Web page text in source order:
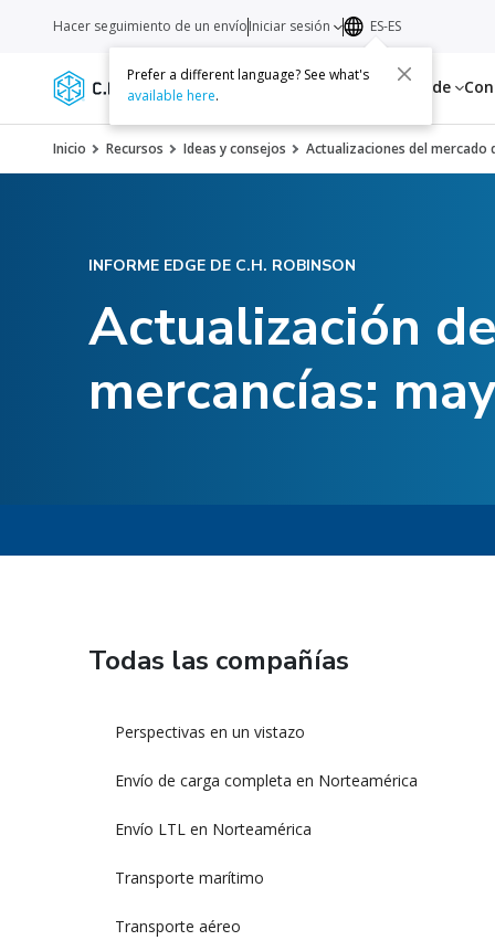
Servicios Recursos Acerca de
Hacer seguimiento de un envíoIniciar sesión ES-ES
Prefer a different language? See what's
available here.
Inicio Recursos Ideas y consejos Actualizaciones del mercado
INFORME EDGE DE C.H. ROBINSON
Actualización
mercancías:
Todas las compañías
Perspectivas en un vistazo
Envío de carga completa en Norteamérica
Envío LTL en Norteamérica
Transporte marítimo
Transporte aéreo